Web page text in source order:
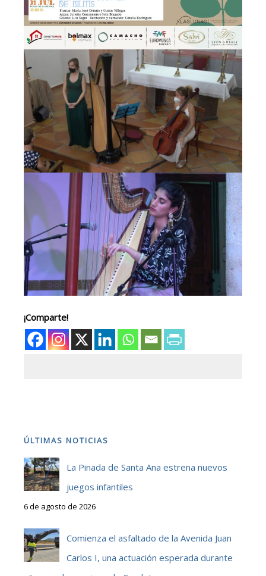
¡Comparte!
ÚLTIMAS NOTICIAS
La Pinada de Santa Ana estrena nuevos
juegos infantiles
6 de agosto de 2026
Comienza el asfaltado de la Avenida Juan
Carlos I, una actuación esperada durante